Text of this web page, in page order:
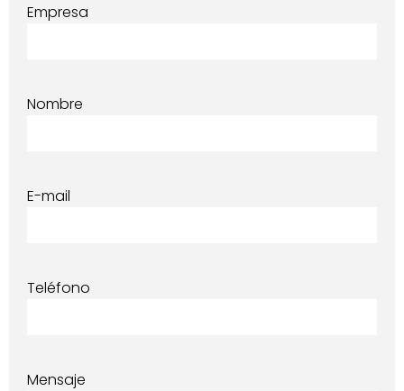
Empresa
Nombre
E-mail
Teléfono
Mensaje